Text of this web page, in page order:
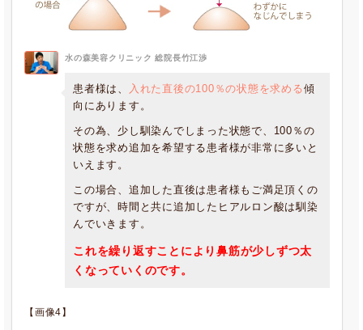
水の森美容クリニック 総院長竹江渉
患者様は、 入れた直後の100％の状態を求める傾
向にあります。
その為、少し馴染んでしまった状態で、100％の
状態を求め追加を希望する患者様が非常に多いと
いえます。
この場合、追加した直後は患者様もご満足頂くの
ですが、時間と共に追加したヒアルロン酸は馴染
んでいきます。
これを繰り返すことにより鼻筋が少しずつ太
くなっていくのです。
【画像4】